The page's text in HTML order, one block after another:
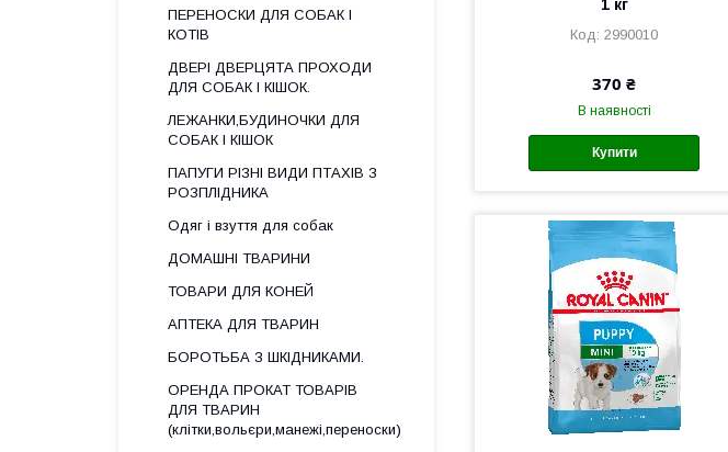
1 кг
2990010
370 ₴
В наявності
Купити
ПЕРЕНОСКИ ДЛЯ СОБАК І
КОТІВ
ДВЕРІ ДВЕРЦЯТА ПРОХОДИ
ДЛЯ СОБАК І КІШОК.
ЛЕЖАНКИ,БУДИНОЧКИ ДЛЯ
СОБАК І КІШОК
ПАПУГИ РІЗНІ ВИДИ ПТАХІВ З
РОЗПЛІДНИКА
Одяг і взуття для собак
ДОМАШНІ ТВАРИНИ
ТОВАРИ ДЛЯ КОНЕЙ
АПТЕКА ДЛЯ ТВАРИН
БОРОТЬБА З ШКІДНИКАМИ.
ОРЕНДА ПРОКАТ ТОВАРІВ
ДЛЯ ТВАРИН
(клітки,вольєри,манежі,переноски)